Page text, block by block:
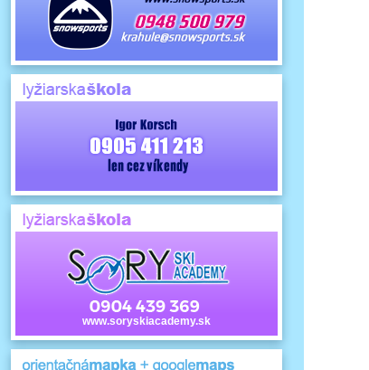
www.soryskiacademy.sk